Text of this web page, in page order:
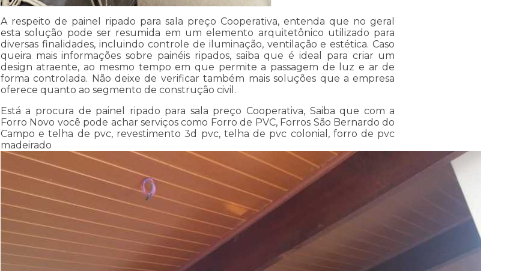
A respeito de painel ripado para sala preço Cooperativa, entenda que no geral
esta solução pode ser resumida em um elemento arquitetônico utilizado para
diversas finalidades, incluindo controle de iluminação, ventilação e estética. Caso
queira mais informações sobre painéis ripados, saiba que é ideal para criar um
design atraente, ao mesmo tempo em que permite a passagem de luz e ar de
forma controlada. Não deixe de verificar também mais soluções que a empresa
oferece quanto ao segmento de construção civil.
Está a procura de painel ripado para sala preço Cooperativa, Saiba que com a
Forro Novo você pode achar serviços como Forro de PVC, Forros São Bernardo do
Campo e telha de pvc, revestimento 3d pvc, telha de pvc colonial, forro de pvc
madeirado